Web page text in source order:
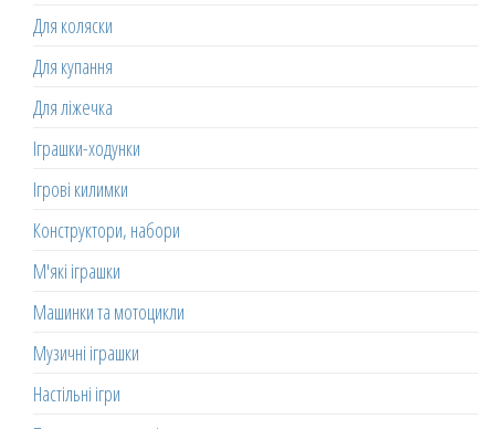
Для коляски
Для купання
Для ліжечка
Іграшки-ходунки
Ігрові килимки
Конструктори, набори
М'які іграшки
Машинки та мотоцикли
Музичні іграшки
Настільні ігри